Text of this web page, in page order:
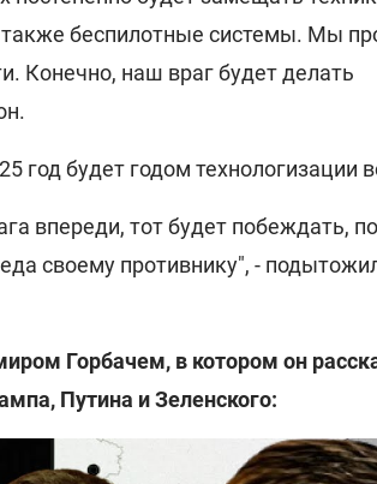
также беспилотные системы. Мы
Конечно, наш враг будет делать
год будет годом технологизации
впереди, тот будет побеждать,
своему противнику", -
Горбачем, в котором он
Путина и Зеленского: